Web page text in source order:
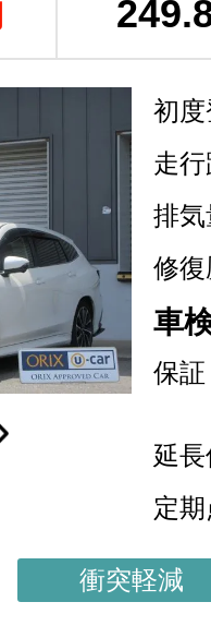
249
初
走
排気
修復
車
保証
延
定
衝突軽減